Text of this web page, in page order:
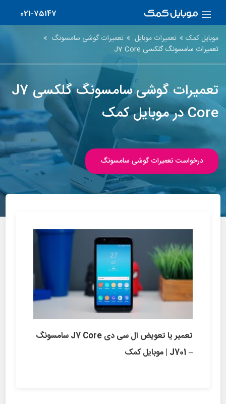
021-75147
موبایل کمک تعمیرات موبایل
تعمیرات گوشی سامسونگ
تعمیرات سامسونگ گلکسی J7 Core
تعمیرات گوشی سامسونگ گلکسی J7
Core در موبایل کمک
درخواست تعمیرات گوشی سامسونگ
تعمیر یا تعویض ال سی دی J7 Core سامسونگ
– J701 | موبایل کمک